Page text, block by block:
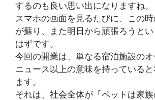
するのも良い思い出になりますね。
スマホの画面を見るたびに、この
が蘇り、また明日から頑張ろうと
はずです。
今回の開業は、単なる宿泊施設のオ
ニュース以上の意味を持っている
ます。
それは、社会全体が「ペットは家